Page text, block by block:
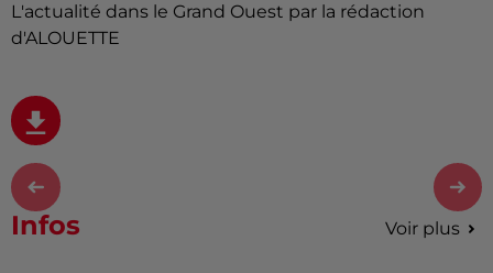
L'actualité dans le Grand Ouest par la rédaction
d'ALOUETTE
Infos Voir plus